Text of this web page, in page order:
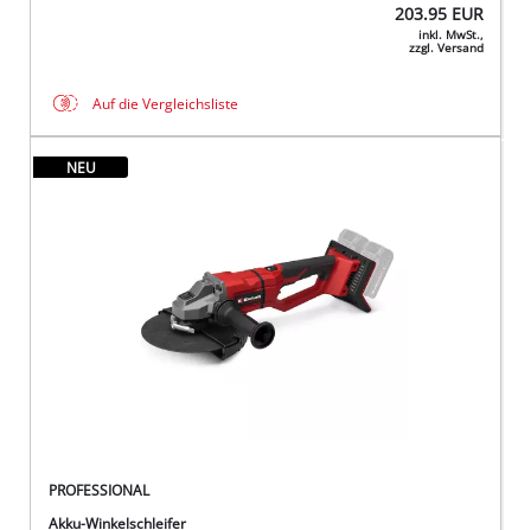
203.95 EUR
inkl. MwSt.,
zzgl. Versand
Auf die Vergleichsliste
NEU
PROFESSIONAL
Akku-Winkelschleifer